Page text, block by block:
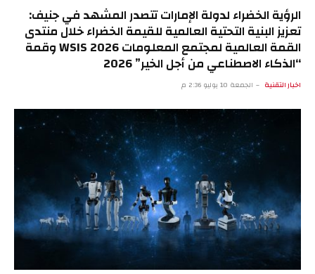
الرؤية الخضراء لدولة الإمارات تتصدر المشهد في جنيف:
تعزيز البنية التحتية العالمية للقيمة الخضراء خلال منتدى
القمة العالمية لمجتمع المعلومات WSIS 2026 وقمة
“الذكاء الاصطناعي من أجل الخير” 2026
اخبار التقنية الجمعة 10 يوليو 2:36 م